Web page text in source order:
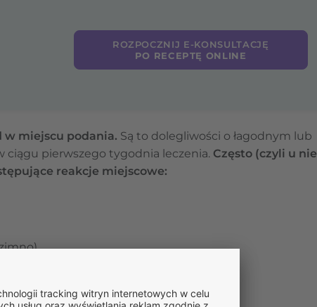
ROZPOCZNIJ E-KONSULTACJĘ
PO RECEPTĘ ONLINE
w miejscu podania. Są to dolegliwości o łagodnym lub
pierwszego tygodnia leczenia. Często (czyli u nie
reakcje miejscowe: